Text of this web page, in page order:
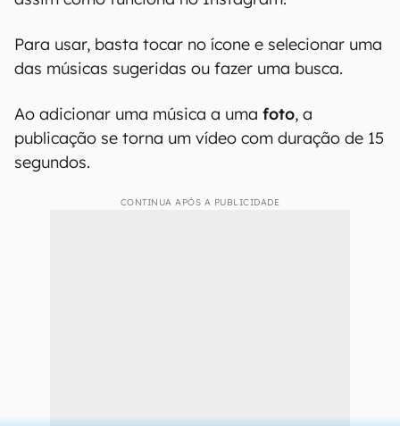
Como funciona o recurso de
colocar música no status
Os usuários do WhatsApp, ao criar uma
publicação no Status, terão acesso ao ícone
assim como funciona no Instagram.